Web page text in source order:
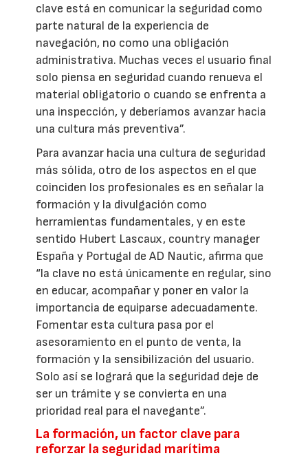
clave está en comunicar la seguridad como
parte natural de la experiencia de
navegación, no como una obligación
administrativa. Muchas veces el usuario final
solo piensa en seguridad cuando renueva el
material obligatorio o cuando se enfrenta a
una inspección, y deberíamos avanzar hacia
una cultura más preventiva”.
Para avanzar hacia una cultura de seguridad
más sólida, otro de los aspectos en el que
coinciden los profesionales es en señalar la
formación y la divulgación como
herramientas fundamentales, y en este
sentido Hubert Lascaux, country manager
España y Portugal de AD Nautic, afirma que
“la clave no está únicamente en regular, sino
en educar, acompañar y poner en valor la
importancia de equiparse adecuadamente.
Fomentar esta cultura pasa por el
asesoramiento en el punto de venta, la
formación y la sensibilización del usuario.
Solo así se logrará que la seguridad deje de
ser un trámite y se convierta en una
prioridad real para el navegante”.
La formación, un factor clave para
reforzar la seguridad marítima